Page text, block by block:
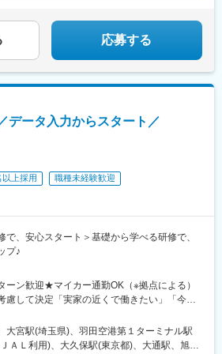
岡駅、五島町駅、熊本駅前駅、鹿児島駅前
線)、美栄橋駅、新宿西口駅、反町駅、羽田空
(東京モノレール・ＡＮＡ利用)、西武新宿駅、
広町駅(富山県)、大阪駅、高速神戸駅、三宮駅
駅、畝傍駅、南堀端駅、二本木口駅、桜島桟
旭橋駅
駅、世良田駅、桐生駅、栃木駅、小山駅、札
駅、千歳駅(北海道)、青森駅、一ノ関駅、遠野
、秋田駅、横手駅、あおば通駅、泉中央駅、
蔵王駅、山形駅、寒河江駅、酒田駅、福島駅
会津若松駅、郡山富田駅、白河駅、名鉄名古
沢駅、松任駅、野々市工大前駅、小松駅、亀
)、新津駅、燕三条駅、東三条駅、篠ノ井駅、
、丸岡駅、岐阜駅、高山駅、名鉄岐阜駅、大
日市駅、津新町駅、鈴鹿市駅、播磨駅、草津
南草津駅、彦根駅、長浜駅、西梅田駅、梅田
堺市駅、ハーバーランド駅、三ノ宮駅、西宮
奈良駅、近鉄奈良駅、大和西大寺駅、大和八
歌山市駅、後藤駅、弓ケ浜駅、鳥取駅、松江
駅(山口県)、下関駅、徳島駅、佐古駅、阿南
崎駅(長崎県)、長崎駅前駅、大分駅、賀来駅、
南宮崎駅、都城駅、鹿児島駅、谷山駅(鹿児島
鉄道)、県庁前駅(沖縄県)、おもろまち駅、都庁
田空港第１・第２ターミナル駅(京急)、新大久
広瀬通駅、宇都宮駅東口駅、金沢駅、市役所
応募する
データ入力からスタート／
以上採用
職種未経験歓迎
で、安心スタート＞基礎から学べる研修で、
プ♪
ン歓迎★マイカー通勤OK（※拠点による）
慮して決定「実家の近くで働きたい」「今の
い」そんな希望も相談OKです。地元に戻って
します！生活スタイルが変わって、勤務エリ
相談も可能です！■北海道・東北：北海道・青
大宮駅(埼玉県)、羽田空港第１ターミナル駅
ＡＬ利用)、大久保駅(東京都)、大通駅、旭川